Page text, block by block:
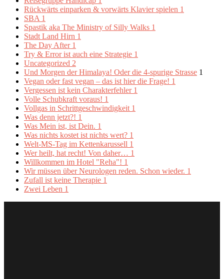
Rückwärts einparken & vorwärts Klavier spielen 1
SBA 1
Spastik aka The Ministry of Silly Walks 1
Stadt Land Hirn 1
The Day After 1
Try & Error ist auch eine Strategie 1
Uncategorized 2
Und Morgen der Himalaya! Oder die 4-spurige Strasse 1
Vegan oder fast vegan – das ist hier die Frage! 1
Vergessen ist kein Charakterfehler 1
Volle Schubkraft voraus! 1
Vollgas in Schrittgeschwindigkeit 1
Was denn jetzt?! 1
Was Mein ist, ist Dein. 1
Was nichts kostet ist nichts wert? 1
Welt-MS-Tag im Kettenkarussell 1
Wer heilt, hat recht! Von daher… 1
Willkommen im Hotel "Reha"! 1
Wir müssen über Neurologen reden. Schon wieder. 1
Zufall ist keine Therapie 1
Zwei Leben 1